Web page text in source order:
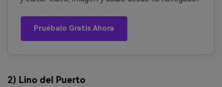
Pruébalo Gratis Ahora
2) Lino del Puerto